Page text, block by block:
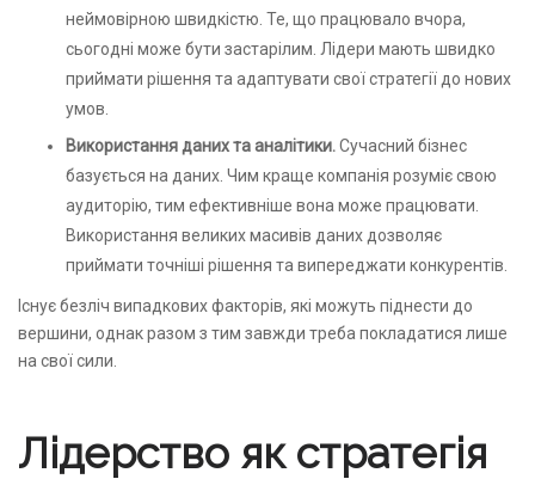
неймовірною швидкістю. Те, що працювало вчора,
сьогодні може бути застарілим. Лідери мають швидко
приймати рішення та адаптувати свої стратегії до нових
умов.
Використання даних та аналітики.Сучасний бізнес
базується на даних. Чим краще компанія розуміє свою
аудиторію, тим ефективніше вона може працювати.
Використання великих масивів даних дозволяє
приймати точніші рішення та випереджати конкурентів.
Існує безліч випадкових факторів, які можуть піднести до
вершини, однак разом з тим завжди треба покладатися лише
на свої сили.
Лідерство як стратегія